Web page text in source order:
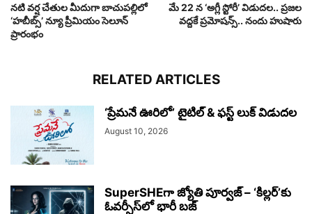
నటి వర్ష చేతుల మీదుగా బాచుపల్లిలో
‘హబీబ్స్’ న్యూ ప్రీమియం సెలూన్‌
ప్రారంభం
మే 22 న ‘అగ్లీ స్టోరీ’ విడుదల.. ప్రజల
వద్దకే ప్రమోషన్స్.. నందు హుషారు
RELATED ARTICLES
‘ప్రేమనే ఊరిలో’ టైటిల్ & ఫస్ట్ లుక్ విడుదల
August 10, 2026
SuperSHEగా జ్యోతి పూర్వజ్ – ‘కిల్లర్’కు
ఓవర్సీస్‌లో భారీ బజ్